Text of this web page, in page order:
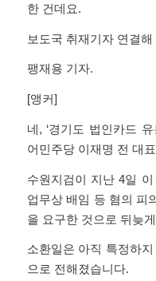
한 건데요.
보도국 취재기자 연결
팽재용 기자.
[앵커]
네, ‘경기도 법인카드
어민주당 이재명 전 대
수원지검이 지난 4일
업무상 배임 등 혐의 피
을 요구한 것으로 뒤늦
소환일은 아직 특정하
으로 전해졌습니다.